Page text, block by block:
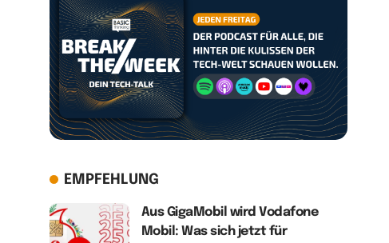
EMPFEHLUNG
Aus GigaMobil wird Vodafone
Mobil: Was sich jetzt für